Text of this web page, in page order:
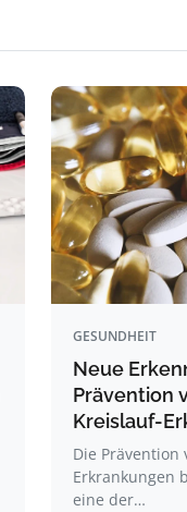
GESUNDHEIT
Neue
Prävention
Kreislauf-
Die Prävention
Erkrankungen
eine der…